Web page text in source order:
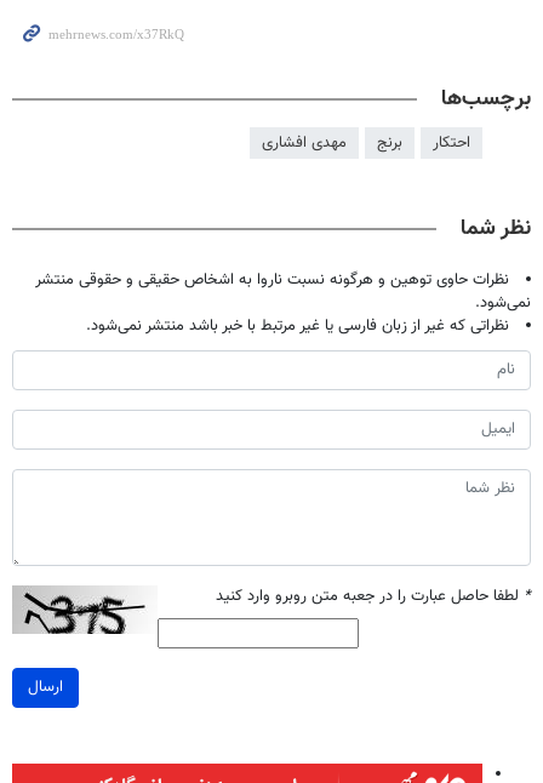
برچسب‌ها
احتکار برنج مهدی افشاری
نظر شما
نظرات حاوی توهین و هرگونه نسبت ناروا به اشخاص حقیقی و حقوقی منتشر
نمی‌شود.
نظراتی که غیر از زبان فارسی یا غیر مرتبط با خبر باشد منتشر نمی‌شود.
* لطفا حاصل عبارت را در جعبه متن روبرو وارد کنید
ارسال